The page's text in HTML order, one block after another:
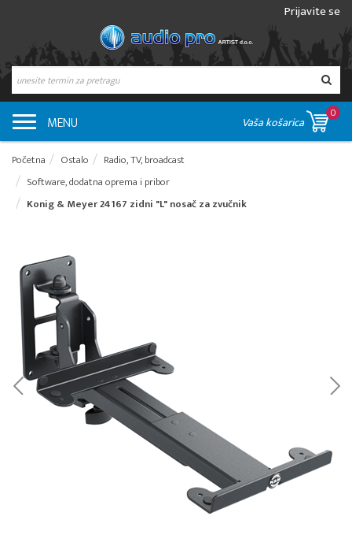
Prijavite se
MENU Vaša košarica
0
Početna Ostalo
Radio, TV, broadcast
Software, dodatna oprema i pribor
Konig & Meyer 24167 zidni "L" nosač za zvučnik